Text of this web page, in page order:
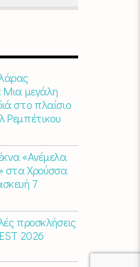
Μια μεγάλη
στο πλαίσιο
Ρεμπέτικου
«Ανέμελα
στα Χρούσσα
7
προσκλήσεις
2026